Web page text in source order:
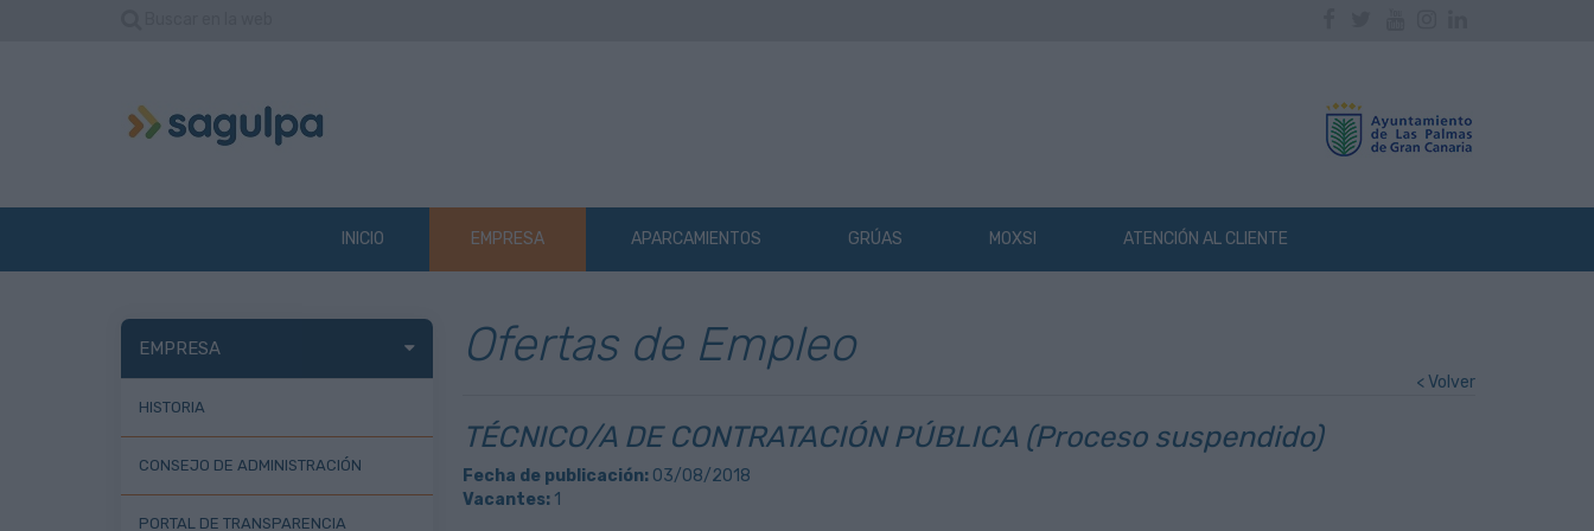
INICIO EMPRESA APARCAMIENTOS GRÚAS MOXSI ATENCIÓN AL CLIENTE
EMPRESA
HISTORIA
CONSEJO DE ADMINISTRACIÓN
PORTAL DE TRANSPARENCIA
Ofertas de Empleo
< Volver
TÉCNICO/A DE CONTRATACIÓN PÚBLICA (Proceso suspendido)
Fecha de publicación:03/08/2018
Vacantes:1